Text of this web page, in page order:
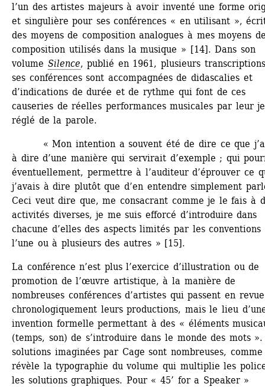
l’un des artistes majeurs à avoir inventé une forme
et singulière pour ses conférences « en utilisant »,
des moyens de composition analogues à mes moyens
composition utilisés dans la musique » [14]. Dans son
volume Silence, publié en 1961, plusieurs
ses conférences sont accompagnées de didascalies et
d’indications de durée et de rythme qui font de ces
causeries de réelles performances musicales par leur
réglé de la parole.
« Mon intention a souvent été de dire ce que
à dire d’une manière qui servirait d’exemple ; qui
éventuellement, permettre à l’auditeur d’éprouver ce
j’avais à dire plutôt que d’en entendre simplement
Ceci veut dire que, me consacrant comme je le fais à
activités diverses, je me suis efforcé d’introduire dans
chacune d’elles des aspects limités par les conventions
l’une ou à plusieurs des autres » [15].
La conférence n’est plus l’exercice d’illustration ou de
promotion de l’œuvre artistique, à la manière de
nombreuses conférences d’artistes qui passent en revue
chronologiquement leurs productions, mais le lieu
invention formelle permettant à des « éléments
(temps, son) de s’introduire dans le monde des mots
solutions imaginées par Cage sont nombreuses,
révèle la typographie du volume qui multiplie les
les solutions graphiques. Pour « 45’ for a Speaker »